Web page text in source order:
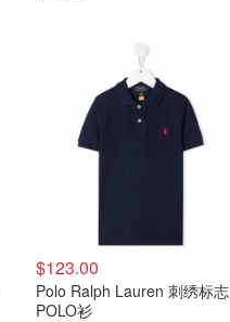
$123.00
Polo Ralph Lauren 刺绣标志
POLO衫